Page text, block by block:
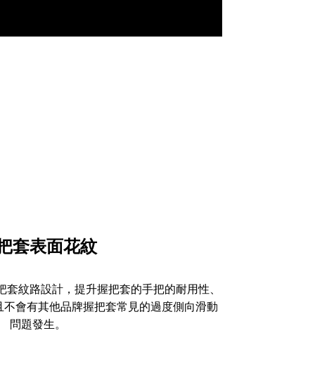
套表面花紋
紋路設計，提升握把套的手把的耐用性、
會有其他品牌握把套常見的過度側向滑動
問題發生。